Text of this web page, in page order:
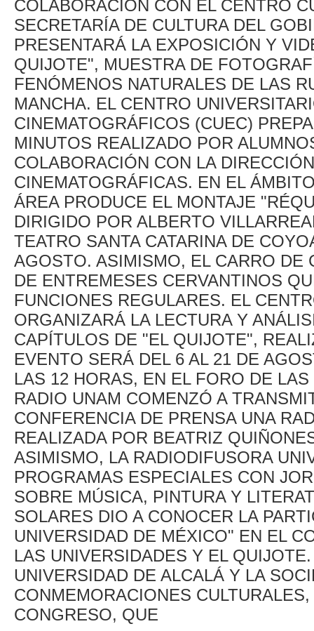
COLABORACIÓN CON EL CENTRO
SECRETARÍA DE CULTURA DEL
PRESENTARÁ LA EXPOSICIÓN Y
QUIJOTE", MUESTRA DE
FENÓMENOS NATURALES DE LAS
MANCHA. EL CENTRO
CINEMATOGRÁFICOS (CUEC)
MINUTOS REALIZADO POR
COLABORACIÓN CON LA
CINEMATOGRÁFICAS. EN EL
ÁREA PRODUCE EL MONTAJE
DIRIGIDO POR ALBERTO
TEATRO SANTA CATARINA DE
AGOSTO. ASIMISMO, EL CARRO DE
DE ENTREMESES CERVANTINOS
FUNCIONES REGULARES. EL
ORGANIZARÁ LA LECTURA Y
CAPÍTULOS DE "EL QUIJOTE",
EVENTO SERÁ DEL 6 AL 21 DE
LAS 12 HORAS, EN EL FORO DE
RADIO UNAM COMENZÓ A
CONFERENCIA DE PRENSA UNA
REALIZADA POR BEATRIZ
ASIMISMO, LA RADIODIFUSORA
PROGRAMAS ESPECIALES CON
SOBRE MÚSICA, PINTURA Y
SOLARES DIO A CONOCER LA
UNIVERSIDAD DE MÉXICO" EN EL
LAS UNIVERSIDADES Y EL
UNIVERSIDAD DE ALCALÁ Y LA
CONMEMORACIONES
CONGRESO, QUE